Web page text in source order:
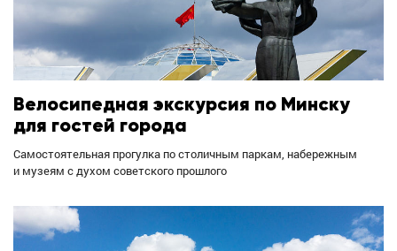
Велосипедная экскурсия по Минску
для гостей города
Самостоятельная прогулка по столичным паркам, набережным
и музеям с духом советского прошлого